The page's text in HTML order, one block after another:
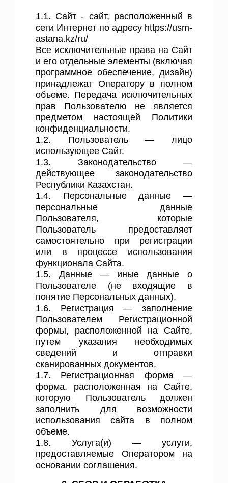
1.1. Сайт - сайт, расположенный в
сети Интернет по адресу https://usm-
astana.kz/ru/
Все исключительные права на Сайт
и его отдельные элементы (включая
программное обеспечение, дизайн)
принадлежат Оператору в полном
объеме. Передача исключительных
прав Пользователю не является
предметом настоящей Политики
конфиденциальности.
1.2. Пользователь — лицо
использующее Сайт.
1.3. Законодательство —
действующее законодательство
Республики Казахстан.
1.4. Персональные данные —
персональные данные
Пользователя, которые
Пользователь предоставляет
самостоятельно при регистрации
или в процессе использования
функционала Сайта.
1.5. Данные — иные данные о
Пользователе (не входящие в
понятие Персональных данных).
1.6. Регистрация — заполнение
Пользователем Регистрационной
формы, расположенной на Сайте,
путем указания необходимых
сведений и отправки
сканированных документов.
1.7. Регистрационная форма —
форма, расположенная на Сайте,
которую Пользователь должен
заполнить для возможности
использования сайта в полном
объеме.
1.8. Услуга(и) — услуги,
предоставляемые Оператором на
основании соглашения.